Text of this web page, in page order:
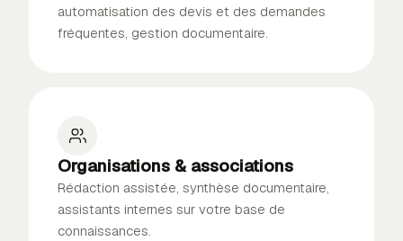
automatisation des devis et des demandes
fréquentes, gestion documentaire.
Organisations & associations
Rédaction assistée, synthèse documentaire,
assistants internes sur votre base de
connaissances.